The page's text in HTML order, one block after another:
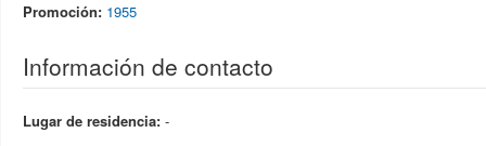
Promoción: 1955
Información de contacto
Lugar de residencia: -